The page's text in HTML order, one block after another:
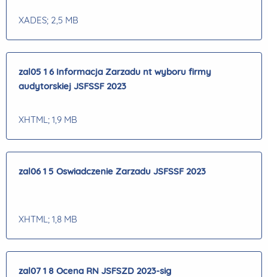
XADES; 2,5 MB
zal05 1 6 Informacja Zarzadu nt wyboru firmy
audytorskiej JSFSSF 2023
XHTML; 1,9 MB
zal06 1 5 Oswiadczenie Zarzadu JSFSSF 2023
XHTML; 1,8 MB
zal07 1 8 Ocena RN JSFSZD 2023-sig